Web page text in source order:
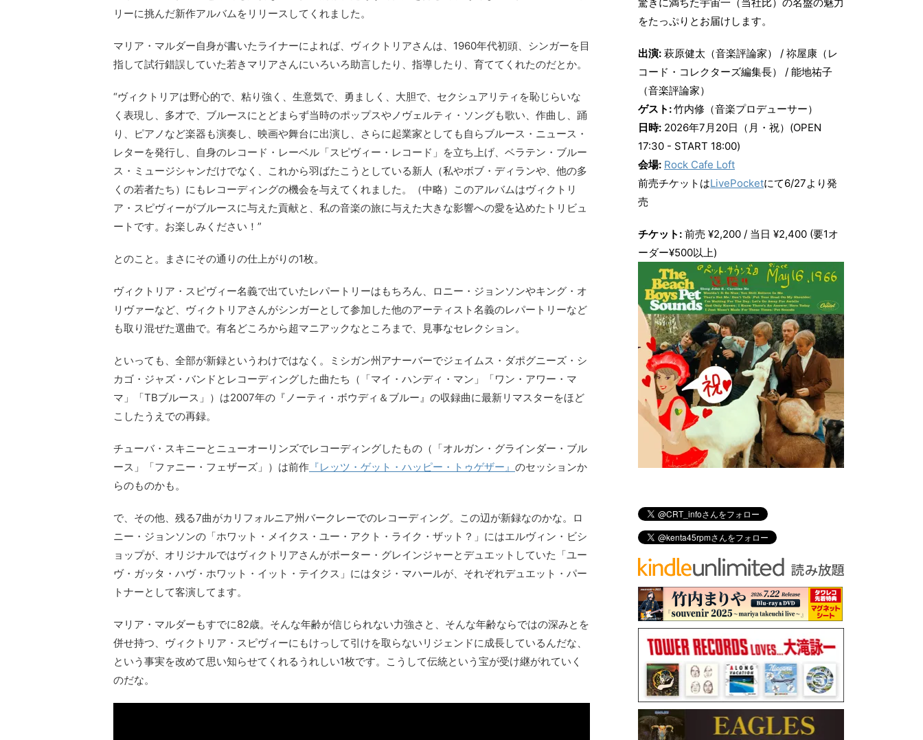
リーに挑んだ新作アルバムをリリースしてくれました。
マリア・マルダー自身が書いたライナーによれば、ヴィクトリアさんは、1960年代初頭、シンガーを目
指して試行錯誤していた若きマリアさんにいろいろ助言したり、指導したり、育ててくれたのだとか。
“ヴィクトリアは野心的で、粘り強く、生意気で、勇ましく、大胆で、セクシュアリティを恥じらいな
く表現し、多才で、ブルースにとどまらず当時のポップスやノヴェルティ・ソングも歌い、作曲し、踊
り、ピアノなど楽器も演奏し、映画や舞台に出演し、さらに起業家としても自らブルース・ニュース・
レターを発行し、自身のレコード・レーベル「スピヴィー・レコード」を立ち上げ、ベラテン・ブルー
ス・ミュージシャンだけでなく、これから羽ばたこうとしている新人（私やボブ・ディランや、他の多
くの若者たち）にもレコーディングの機会を与えてくれました。（中略）このアルバムはヴィクトリ
ア・スピヴィーがブルースに与えた貢献と、私の音楽の旅に与えた大きな影響への愛を込めたトリビュ
ートです。お楽しみください！”
とのこと。まさにその通りの仕上がりの1枚。
ヴィクトリア・スピヴィー名義で出ていたレパートリーはもちろん、ロニー・ジョンソンやキング・オ
リヴァーなど、ヴィクトリアさんがシンガーとして参加した他のアーティスト名義のレパートリーなど
も取り混ぜた選曲で。有名どころから超マニアックなところまで、見事なセレクション。
といっても、全部が新録というわけではなく。ミシガン州アナーバーでジェイムス・ダポグニーズ・シ
カゴ・ジャズ・バンドとレコーディングした曲たち（「マイ・ハンディ・マン」「ワン・アワー・マ
マ」「TBブルース」）は2007年の『ノーティ・ボウディ＆ブルー』の収録曲に最新リマスターをほど
こしたうえでの再録。
チューバ・スキニーとニューオーリンズでレコーディングしたもの（「オルガン・グラインダー・ブル
ース」「ファニー・フェザーズ」）は前作 『レッツ・ゲット・ハッピー・トゥゲザー』 のセッションか
らのものかも。
で、その他、残る7曲がカリフォルニア州バークレーでのレコーディング。この辺が新録なのかな。ロ
ニー・ジョンソンの「ホワット・メイクス・ユー・アクト・ライク・ザット？」にはエルヴィン・ビシ
ョップが、オリジナルではヴィクトリアさんがポーター・グレインジャーとデュエットしていた「ユー
ヴ・ガッタ・ハヴ・ホワット・イット・テイクス」にはタジ・マハールが、それぞれデュエット・パー
トナーとして客演してます。
マリア・マルダーもすでに82歳。そんな年齢が信じられない力強さと、そんな年齢ならではの深みとを
併せ持つ、ヴィクトリア・スピヴィーにもけっして引けを取らないリジェンドに成長しているんだな、
という事実を改めて思い知らせてくれるうれしい1枚です。こうして伝統という宝が受け継がれていく
のだな。
をたっぷりとお届けします。
出演: 萩原健太（音楽評論家） / 祢屋康（レ
コード・コレクターズ編集長） / 能地祐子
（音楽評論家）
ゲスト:竹内修（音楽プロデューサー）
日時: 2026年7月20日（月・祝）(OPEN
17:30 - START 18:00)
会場: Rock Cafe Loft
前売チケットはLivePocketにて6/27より発
売
チケット: 前売 ¥2,200 / 当日 ¥2,400 (要1オ
ーダー¥500以上)